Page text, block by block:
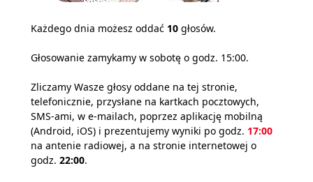
Każdego dnia możesz oddać 10 głosów.
Głosowanie zamykamy w sobotę o godz. 15:00.
Zliczamy Wasze głosy oddane na tej stronie,
telefonicznie, przysłane na kartkach pocztowych,
SMS-ami, w e-mailach, poprzez aplikację mobilną
(Android, iOS) i prezentujemy wyniki po godz. 17:00
na antenie radiowej, a na stronie internetowej o
godz. 22:00.